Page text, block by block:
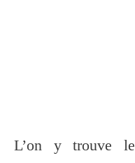
L’on y trouve